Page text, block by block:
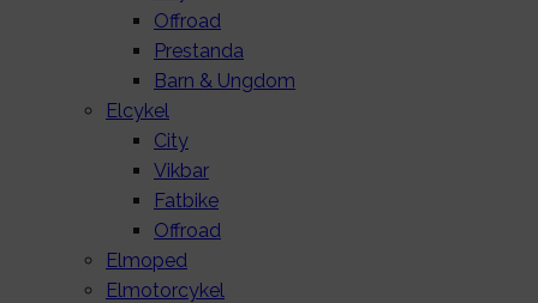
Offroad
Prestanda
Barn & Ungdom
Elcykel
City
Vikbar
Fatbike
Offroad
Elmoped
Elmotorcykel